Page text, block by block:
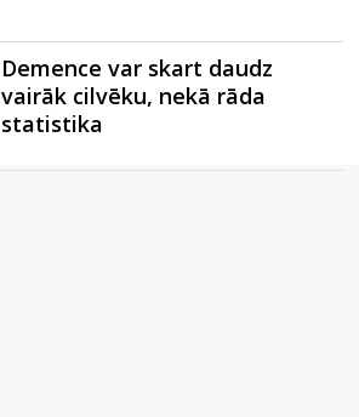
Demence var skart daudz
vairāk cilvēku, nekā rāda
statistika